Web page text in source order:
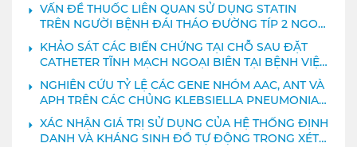
VẤN ĐỀ THUỐC LIÊN QUAN SỬ DỤNG STATIN
TRÊN NGƯỜI BỆNH ĐÁI THÁO ĐƯỜNG TÍP 2 NGOẠI
TRÚ TẠI BỆNH VIỆN NGUYỄN TRI PHƯƠNG
KHẢO SÁT CÁC BIẾN CHỨNG TẠI CHỖ SAU ĐẶT
CATHETER TĨNH MẠCH NGOẠI BIÊN TẠI BỆNH VIỆN
NGUYỄN TRI PHƯƠNG NĂM 2023
NGHIÊN CỨU TỶ LỆ CÁC GENE NHÓM AAC, ANT VÀ
APH TRÊN CÁC CHỦNG KLEBSIELLA PNEUMONIAE
KHÁNG KHÁNG SINH NHÓM AMINOGLYCOSIDE TẠI
BỆNH VIỆN NGUYỄN TRI PHƯƠNG
XÁC NHẬN GIÁ TRỊ SỬ DỤNG CỦA HỆ THỐNG ĐỊNH
DANH VÀ KHÁNG SINH ĐỒ TỰ ĐỘNG TRONG XÉT